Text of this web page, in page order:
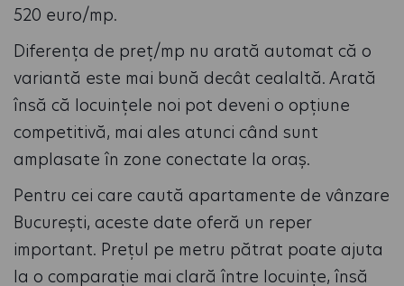
520 euro/mp.
Diferența de preț/mp nu arată automat că o
variantă este mai bună decât cealaltă. Arată
însă că locuințele noi pot deveni o opțiune
competitivă, mai ales atunci când sunt
amplasate în zone conectate la oraș.
Pentru cei care caută apartamente de vânzare
București, aceste date oferă un reper
important. Prețul pe metru pătrat poate ajuta
la o comparație mai clară între locuințe, însă